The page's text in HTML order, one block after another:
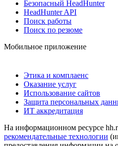
Безопасный HeadHunter
HeadHunter API
Поиск работы
Поиск по резюме
Мобильное приложение
Этика и комплаенс
Оказание услуг
Использование сайтов
Защита персональных
ИТ аккредитация
На информационном ресурсе
рекомендательные технологии